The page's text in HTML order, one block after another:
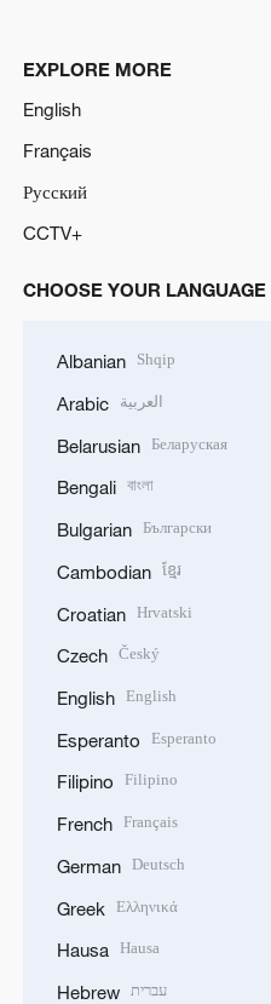
EXPLORE MORE
English
Français
Русский
CCTV+
CHOOSE YOUR LANGUAGE
Albanian Shqip
Arabic العربية
Belarusian Беларуская
Bengali বাংলা
Bulgarian Български
Cambodian ខ្មែរ
Croatian Hrvatski
Czech Český
English English
Esperanto Esperanto
Filipino Filipino
French Français
German Deutsch
Greek Ελληνικά
Hausa Hausa
Hebrew עברית